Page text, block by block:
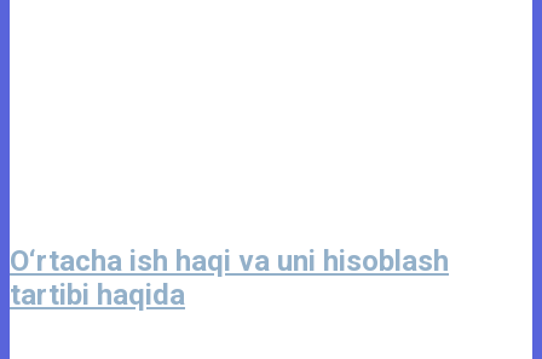
O‘rtacha ish haqi va uni hisoblash
tartibi haqida